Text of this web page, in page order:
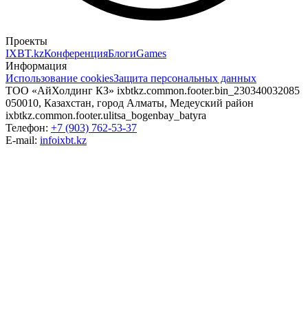
Проекты
IXBT.kzКонференцияБлогиGames
Информация
Использование cookiesЗащита персональных данных
ТОО «АйХолдинг КЗ» ixbtkz.common.footer.bin_230340032085
050010, Казахстан, город Алматы, Медеуский район
ixbtkz.common.footer.ulitsa_bogenbay_batyra
Телефон: +7 (903) 762-53-37
E-mail: infoixbt.kz